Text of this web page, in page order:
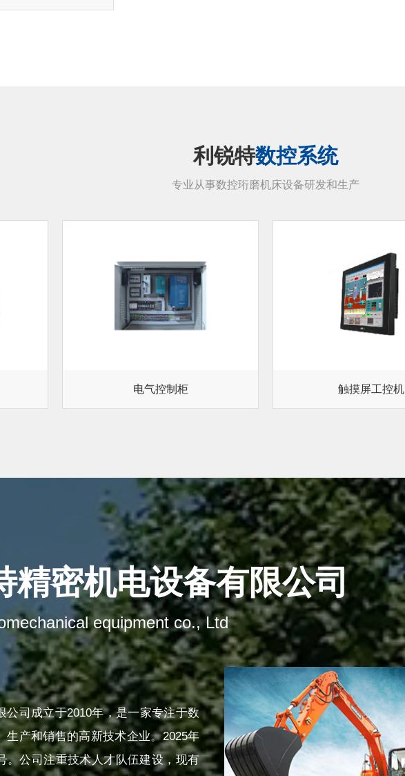
利锐特数控系统
专业从事数控珩磨机床设备研发和生产
电气控制柜 触摸屏工控机
精密机电设备有限公司
equipment co., Ltd
公司成立于2010年，是一家专注于数
生产和销售的高新技术企业。2025年
。公司注重技术人才队伍建设，现有